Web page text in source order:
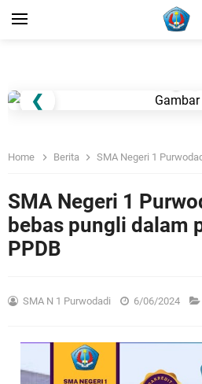
❮
Home Berita SMA Negeri 1 Purwodadi gratis
SMA Negeri 1
bebas pungli dalam
PPDB
SMA N 1 Purwodadi 6/06/2024